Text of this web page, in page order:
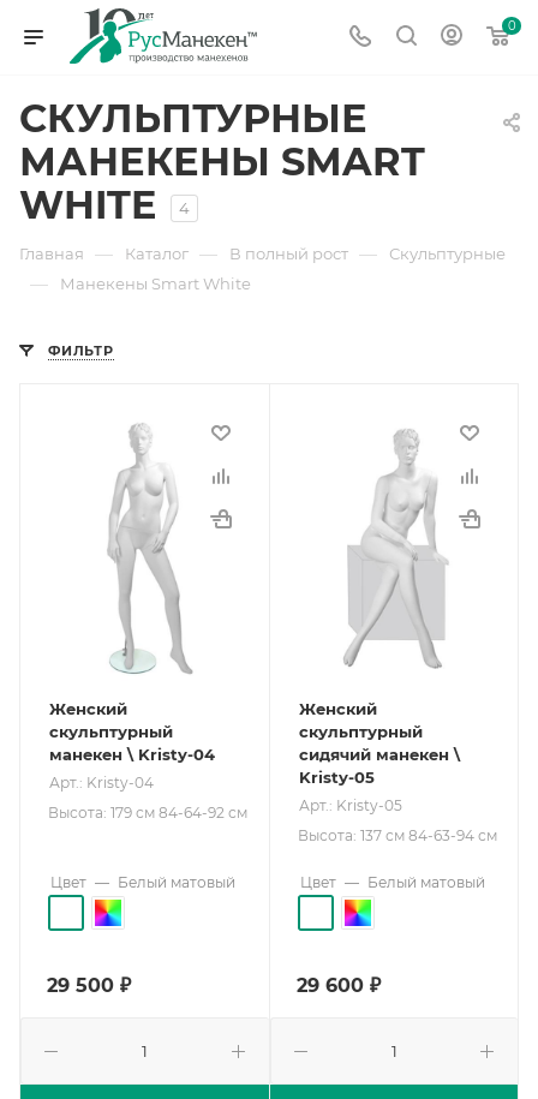
0
СКУЛЬПТУРНЫЕ
МАНЕКЕНЫ SMART
WHITE
4
Главная — Каталог — В полный рост — Скульптурные
— Манекены Smart White
ФИЛЬТР
Женский
скульптурный
манекен \ Kristy-04
Арт.: Kristy-04
Высота: 179 см 84-64-92 см
Цвет — Белый матовый
29 500 ₽
Женский
скульптурный
сидячий манекен \
Kristy-05
Арт.: Kristy-05
Высота: 137 см 84-63-94 см
Цвет — Белый матовый
29 600₽